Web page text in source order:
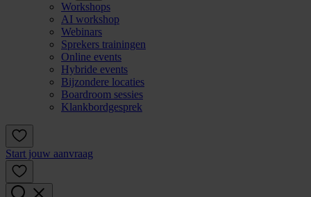
Workshops
AI workshop
Webinars
Sprekers trainingen
Online events
Hybride events
Bijzondere locaties
Boardroom sessies
Klankbordgesprek
Start jouw aanvraag